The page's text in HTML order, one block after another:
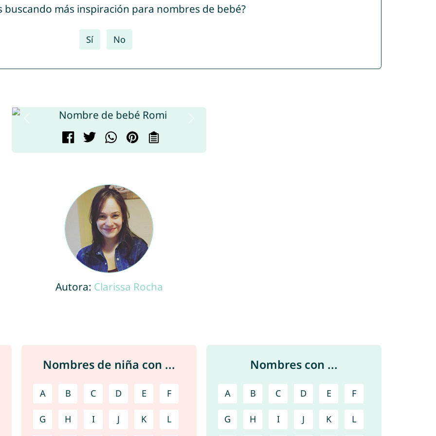
buscando más inspiración para nombres de bebé?
Sí No
Autora: Clarissa Rocha
Nombres de niña con ...
A B C D E F
G H I J K L
Nombres con ...
A B C D E F
G H I J K L